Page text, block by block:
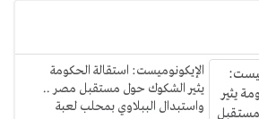
الإيكونوميست: استقالة الحكومة
يثير الشكوك حول مستقبل مصر ..
واستبدال الببلاوي بمحلب لعبة